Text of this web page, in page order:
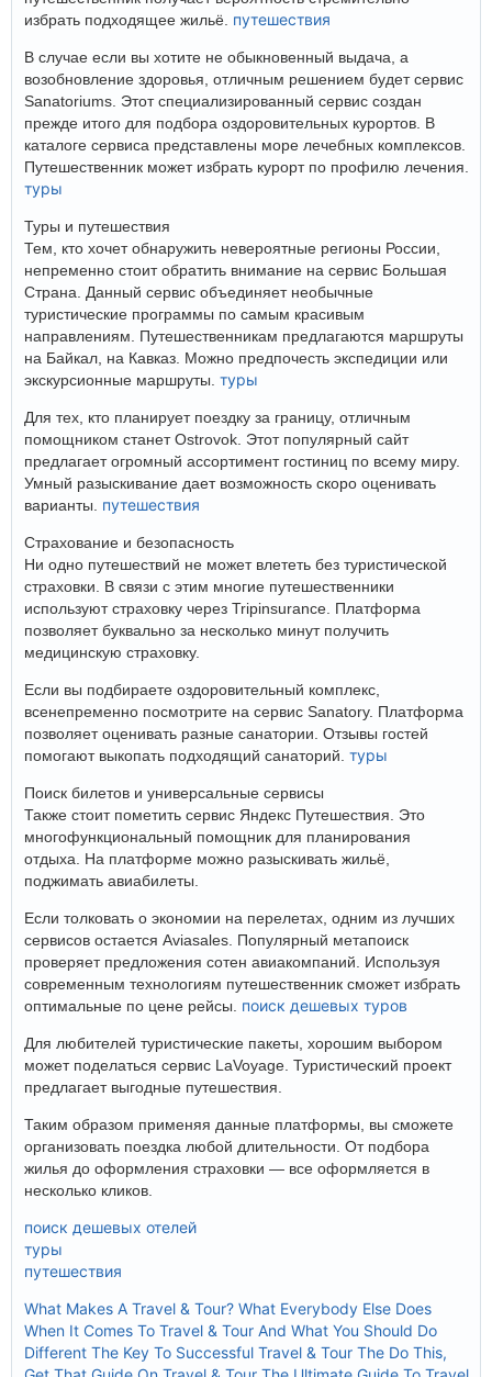
избрать подходящее жильё. путешествия
В случае если вы хотите не обыкновенный выдача, а
возобновление здоровья, отличным решением будет сервис
Sanatoriums. Этот специализированный сервис создан
прежде итого для подбора оздоровительных курортов. В
каталоге сервиса представлены море лечебных комплексов.
Путешественник может избрать курорт по профилю лечения.
туры
Туры и путешествия
Тем, кто хочет обнаружить невероятные регионы России,
непременно стоит обратить внимание на сервис Большая
Страна. Данный сервис объединяет необычные
туристические программы по самым красивым
направлениям. Путешественникам предлагаются маршруты
на Байкал, на Кавказ. Можно предпочесть экспедиции или
экскурсионные маршруты. туры
Для тех, кто планирует поездку за границу, отличным
помощником станет Ostrovok. Этот популярный сайт
предлагает огромный ассортимент гостиниц по всему миру.
Умный разыскивание дает возможность скоро оценивать
варианты. путешествия
Страхование и безопасность
Ни одно путешествий не может влететь без туристической
страховки. В связи с этим многие путешественники
используют страховку через Tripinsurance. Платформа
позволяет буквально за несколько минут получить
медицинскую страховку.
Если вы подбираете оздоровительный комплекс,
всенепременно посмотрите на сервис Sanatory. Платформа
позволяет оценивать разные санатории. Отзывы гостей
помогают выкопать подходящий санаторий. туры
Поиск билетов и универсальные сервисы
Также стоит пометить сервис Яндекс Путешествия. Это
многофункциональный помощник для планирования
отдыха. На платформе можно разыскивать жильё,
поджимать авиабилеты.
Если толковать о экономии на перелетах, одним из лучших
сервисов остается Aviasales. Популярный метапоиск
проверяет предложения сотен авиакомпаний. Используя
современным технологиям путешественник сможет избрать
оптимальные по цене рейсы. поиск дешевых туров
Для любителей туристические пакеты, хорошим выбором
может поделаться сервис LaVoyage. Туристический проект
предлагает выгодные путешествия.
Таким образом применяя данные платформы, вы сможете
организовать поездка любой длительности. От подбора
жилья до оформления страховки — все оформляется в
несколько кликов.
поиск дешевых отелей
туры
путешествия
What Makes A Travel & Tour? What Everybody Else Does
When It Comes To Travel & Tour And What You Should Do
Different The Key To Successful Travel & Tour The Do This,